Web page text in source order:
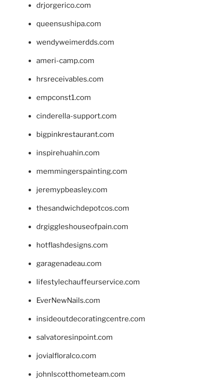
drjorgerico.com
queensushipa.com
wendyweimerdds.com
ameri-camp.com
hrsreceivables.com
empconst1.com
cinderella-support.com
bigpinkrestaurant.com
inspirehuahin.com
memmingerspainting.com
jeremypbeasley.com
thesandwichdepotcos.com
drgiggleshouseofpain.com
hotflashdesigns.com
garagenadeau.com
lifestylechauffeurservice.com
EverNewNails.com
insideoutdecoratingcentre.com
salvatoresinpoint.com
jovialfloralco.com
johnlscotthometeam.com